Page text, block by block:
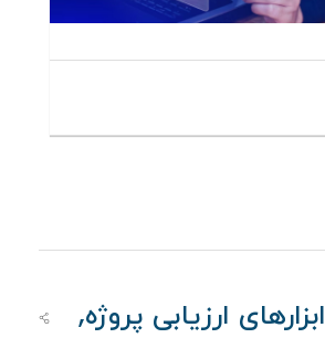
ابزارهای ارزیابی پروژه,